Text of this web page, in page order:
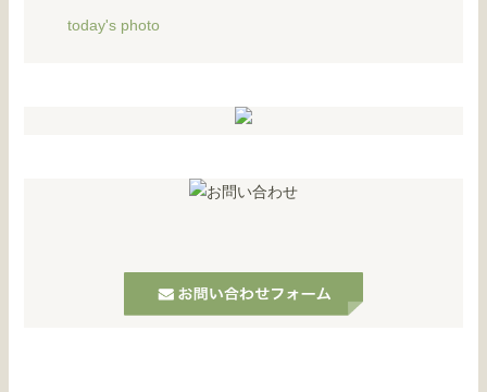
today's photo